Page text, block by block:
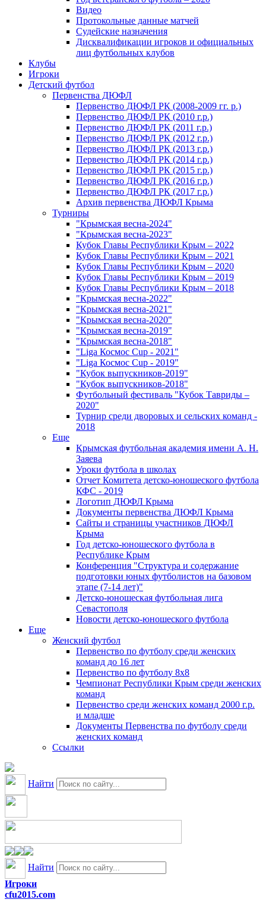
Видео
Протокольные данные матчей
Судейские назначения
Дисквалификации игроков и официальных
лиц футбольных клубов
Клубы
Игроки
Детский футбол
Первенства ДЮФЛ
Первенство ДЮФЛ РК (2008-2009 гг. р.)
Первенство ДЮФЛ РК (2010 г.р.)
Первенство ДЮФЛ РК (2011 г.р.)
Первенство ДЮФЛ РК (2012 г.р.)
Первенство ДЮФЛ РК (2013 г.р.)
Первенство ДЮФЛ РК (2014 г.р.)
Первенство ДЮФЛ РК (2015 г.р.)
Первенство ДЮФЛ РК (2016 г.р.)
Первенство ДЮФЛ РК (2017 г.р.)
Архив первенства ДЮФЛ Крыма
Турниры
"Крымская весна-2024"
"Крымская весна-2023"
Кубок Главы Республики Крым – 2022
Кубок Главы Республики Крым – 2021
Кубок Главы Республики Крым – 2020
Кубок Главы Республики Крым – 2019
Кубок Главы Республики Крым – 2018
"Крымская весна-2022"
"Крымская весна-2021"
"Крымская весна-2020"
"Крымская весна-2019"
"Крымская весна-2018"
"Liga Космос Cup - 2021"
"Liga Космос Cup - 2019"
"Кубок выпускников-2019"
"Кубок выпускников-2018"
Футбольный фестиваль "Кубок Тавриды –
2020"
Турнир среди дворовых и сельских команд -
2018
Еще
Крымская футбольная академия имени А. Н.
Заяева
Уроки футбола в школах
Отчет Комитета детско-юношеского футбола
КФС - 2019
Логотип ДЮФЛ Крыма
Документы первенства ДЮФЛ Крыма
Сайты и страницы участников ДЮФЛ
Крыма
Год детско-юношеского футбола в
Республике Крым
Конференция "Структура и содержание
подготовки юных футболистов на базовом
этапе (7-14 лет)"
Детско-юношеская футбольная лига
Севастополя
Новости детско-юношеского футбола
Еще
Женский футбол
Первенство по футболу среди женских
команд до 16 лет
Первенство по футболу 8х8
Чемпионат Республики Крым среди женских
команд
Первенство среди женских команд 2000 г.р.
и младше
Документы Первенства по футболу среди
женских команд
Ссылки
Найти
Найти
Игроки
cfu2015.com